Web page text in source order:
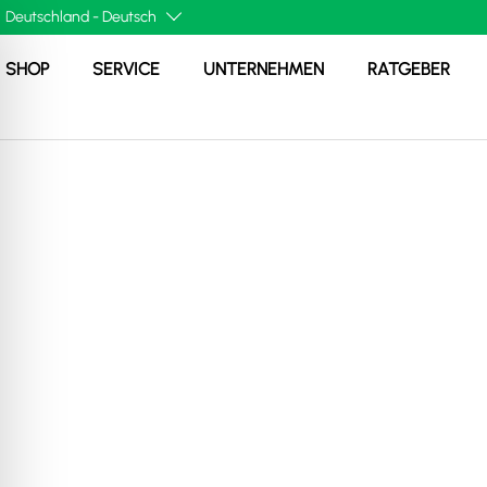
SHOP SERVICE UNTERNEHMEN RATGEBER